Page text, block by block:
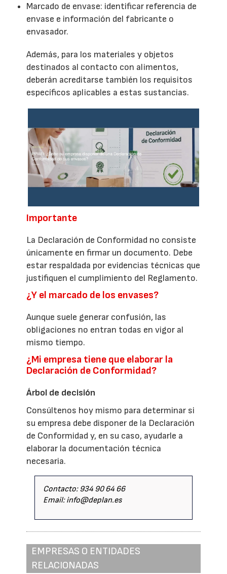
Marcado de envase: identificar referencia de
envase e información del fabricante o
envasador.
Además, para los materiales y objetos
destinados al contacto con alimentos,
deberán acreditarse también los requisitos
específicos aplicables a estas sustancias.
Importante
La Declaración de Conformidad no consiste
únicamente en firmar un documento. Debe
estar respaldada por evidencias técnicas que
justifiquen el cumplimiento del Reglamento.
¿Y el marcado de los envases?
Aunque suele generar confusión, las
obligaciones no entran todas en vigor al
mismo tiempo.
¿Mi empresa tiene que elaborar la
Declaración de Conformidad?
Árbol de decisión
Consúltenos hoy mismo para determinar si
su empresa debe disponer de la Declaración
de Conformidad y, en su caso, ayudarle a
elaborar la documentación técnica
necesaria.
Contacto: 934 90 64 66
Email: info@deplan.es
EMPRESAS O ENTIDADES
RELACIONADAS